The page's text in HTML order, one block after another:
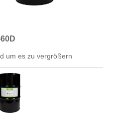
um es zu vergrößern